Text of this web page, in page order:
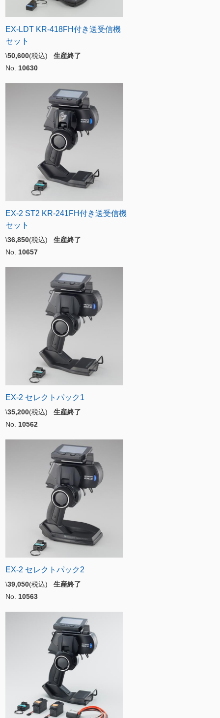
EX-LDT KR-418FH付き送受信機
セット
\50,600(税込) 生産終了
No. 10630
EX-2 ST2 KR-241FH付き送受信機
セット
\36,850(税込) 生産終了
No. 10657
EX-2 セレクトパック1
\35,200(税込) 生産終了
No. 10562
EX-2 セレクトパック2
\39,050(税込) 生産終了
No. 10563